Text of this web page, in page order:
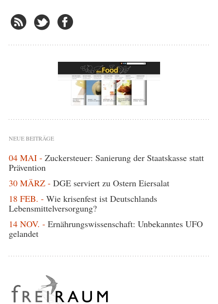
NEUE BEITRÄGE
04 MAI - Zuckersteuer: Sanierung der Staatskasse statt
Prävention
30 MÄRZ - DGE serviert zu Ostern Eiersalat
18 FEB. - Wie krisenfest ist Deutschlands
Lebensmittelversorgung?
14 NOV. - Ernährungswissenschaft: Unbekanntes UFO
gelandet